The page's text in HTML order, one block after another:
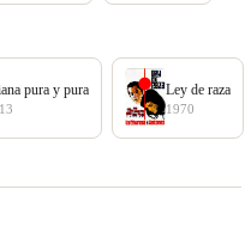
pura y pura Ley de raza
1970